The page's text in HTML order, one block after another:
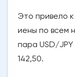
Это привело
иены по всем
пара USD/
142,50.